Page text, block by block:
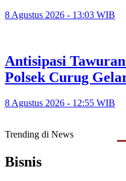
8 Agustus 2026 - 13:03 WIB
Antisipasi
Polsek Curug
8 Agustus 2026 - 12:55 WIB
Trending di News
Bisnis